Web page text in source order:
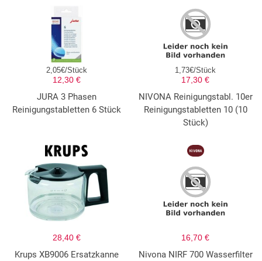
2,05€/Stück
12,30 €
JURA 3 Phasen
Reinigungstabletten 6 Stück
1,73€/Stück
17,30 €
NIVONA Reinigungstabl. 10er
Reinigungstabletten 10 (10
Stück)
28,40 €
Krups XB9006 Ersatzkanne
16,70 €
Nivona NIRF 700 Wasserfilter